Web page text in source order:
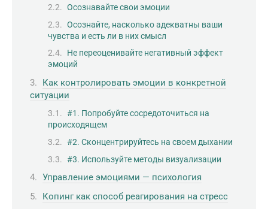
Осознавайте свои эмоции
Осознайте, насколько адекватны ваши
чувства и есть ли в них смысл
Не переоценивайте негативный эффект
эмоций
Как контролировать эмоции в конкретной
ситуации
#1. Попробуйте сосредоточиться на
происходящем
#2. Сконцентрируйтесь на своем дыхании
#3. Используйте методы визуализации
Управление эмоциями — психология
Копинг как способ реагирования на стресс